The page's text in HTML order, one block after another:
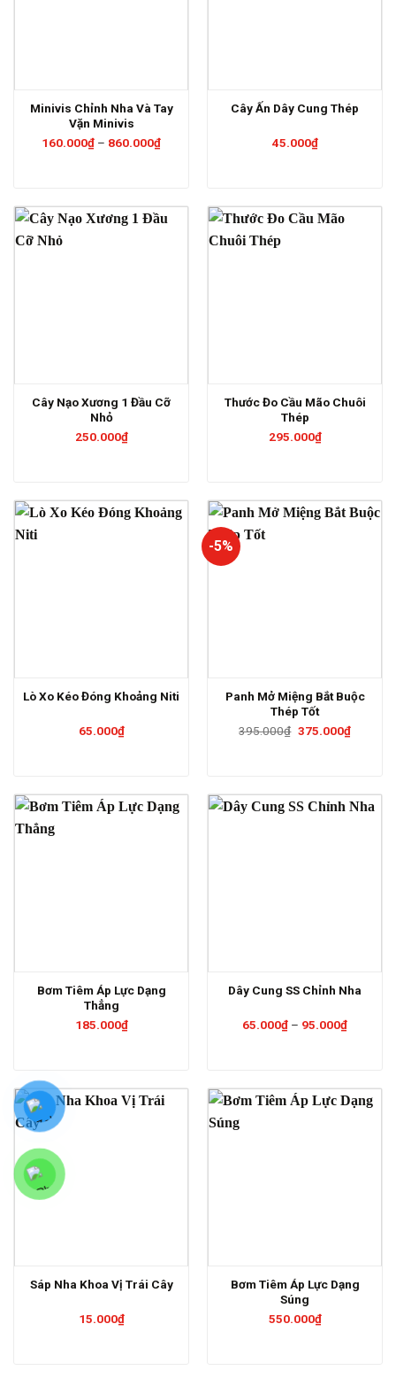
Minivis Chỉnh Nha Và Tay
Vặn Minivis
160.000₫ – 860.000₫Khoảng
Cây Ấn Dây Cung Thép
45.000₫
Cây Nạo Xương 1 Đầu Cỡ
Nhỏ
250.000₫
Thước Đo Cầu Mão Chuôi
Thép
295.000₫
Lò Xo Kéo Đóng Khoảng Niti
65.000₫
-5%
Panh Mở Miệng Bắt Buộc
Thép Tốt
395.000₫ Giá
375.000₫Giá
hiện
Bơm Tiêm Áp Lực Dạng
Thẳng
185.000₫
Dây Cung SS Chỉnh Nha
65.000₫ – 95.000₫Khoảng
Sáp Nha Khoa Vị Trái Cây
15.000₫
Bơm Tiêm Áp Lực Dạng
Súng
550.000₫